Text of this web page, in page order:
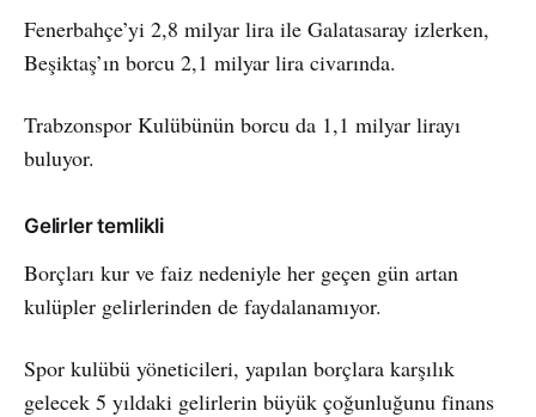
Fenerbahçe’yi 2,8 milyar lira ile Galatasaray izlerken,
Beşiktaş’ın borcu 2,1 milyar lira civarında.
Trabzonspor Kulübünün borcu da 1,1 milyar lirayı
buluyor.
Gelirler temlikli
Borçları kur ve faiz nedeniyle her geçen gün artan
kulüpler gelirlerinden de faydalanamıyor.
Spor kulübü yöneticileri, yapılan borçlara karşılık
gelecek 5 yıldaki gelirlerin büyük çoğunluğunu finans